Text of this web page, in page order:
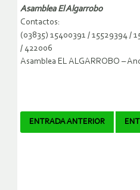
Asamblea El Algarrobo
Contactos:
(03835) 15400391 / 15529394 /
/ 422006
Asamblea EL ALGARROBO –
Navegador
ENTRADA ANTERIOR